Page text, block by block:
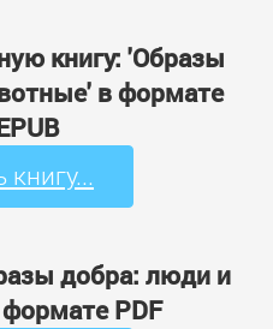
книгу: 'Образы
в формате
книгу...
добра: люди и
PDF